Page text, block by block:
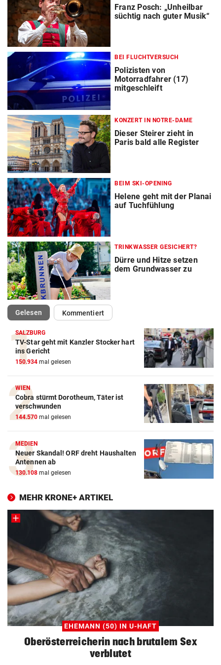
Franz Posch: „Unheilbar
süchtig nach guter Musik“
BEI FLUCHTVERSUCH
Polizisten von
Motorradfahrer (17)
mitgeschleift
KONZERT IN NOTRE-DAME
Dieser Steirer zieht in
Paris bald alle Register
BEIM SKI-OPENING
Helene geht mit der Planai
auf Tuchfühlung
TRINKWASSER GESICHERT?
Dürre und Hitze setzen
dem Grundwasser zu
Gelesen(ausgewählt)Kommentiert
SALZBURG
TV-Star geht mit Kanzler Stocker hart
ins Gericht
150.934 mal gelesen
WIEN
Cobra stürmt Dorotheum, Täter ist
verschwunden
144.570 mal gelesen
MEDIEN
Neuer Skandal! ORF dreht Haushalten
Antennen ab
130.108 mal gelesen
MEHR KRONE+ ARTIKEL
EHEMANN (50) IN U-HAFT
Oberösterreicherin nach brutalem Sex
verblutet